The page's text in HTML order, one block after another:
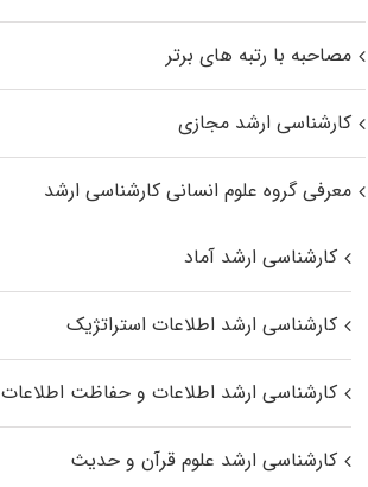
مصاحبه با رتبه های برتر
کارشناسی ارشد مجازی
معرفی گروه علوم انسانی کارشناسی ارشد
کارشناسی ارشد آماد
کارشناسی ارشد اطلاعات استراتژیک
کارشناسی ارشد اطلاعات و حفاظت اطلاعات
کارشناسی ارشد علوم قرآن و حدیث